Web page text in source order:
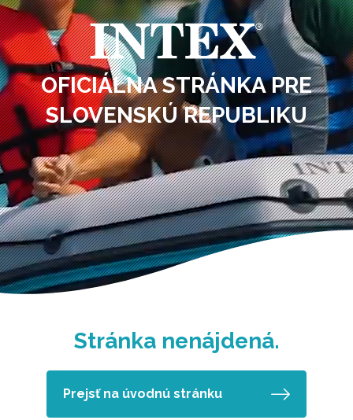
OFICIÁLNA STRÁNKA PRE
SLOVENSKÚ REPUBLIKU
Stránka nenájdená.
Prejsť na úvodnú stránku